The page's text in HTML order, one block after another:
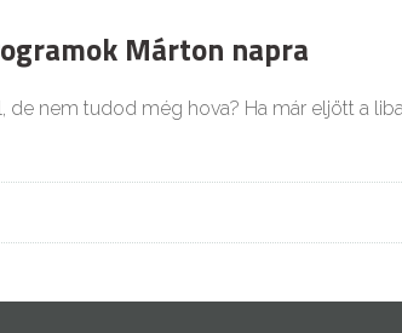
Márton napra
de nem tudod még hova? Ha már eljött a